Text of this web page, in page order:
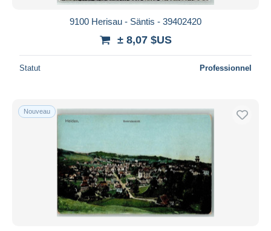
9100 Herisau - Säntis - 39402420
± 8,07 $US
Statut Professionnel
Nouveau